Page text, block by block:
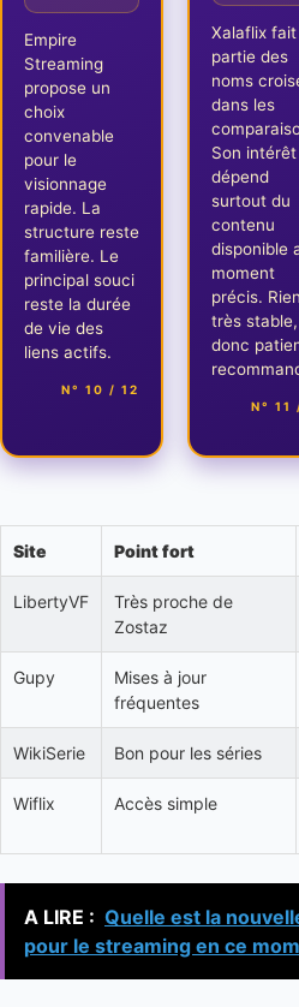
Empire
Streaming
propose un
choix
convenable
pour le
visionnage
rapide. La
structure reste
familière. Le
principal souci
reste la durée
de vie des
liens actifs.
N° 10 / 12
Xalaflix fait
partie des
noms
dans les
Son intérêt
dépend
surtout du
contenu
disponible
moment
précis.
très stable,
donc
N° 11
Site Point fort
LibertyVF
Très proche de
Zostaz
Gupy
Mises à jour
fréquentes
WikiSerie Bon pour les séries
Wiflix Accès simple
A LIRE : Quelle est la
pour le streaming en ce